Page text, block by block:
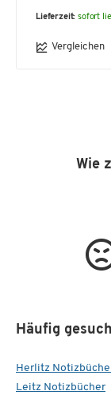
Lieferzeit: sofort
Vergleichen
Wie
Häufig
Herlitz
Leitz Notizbücher